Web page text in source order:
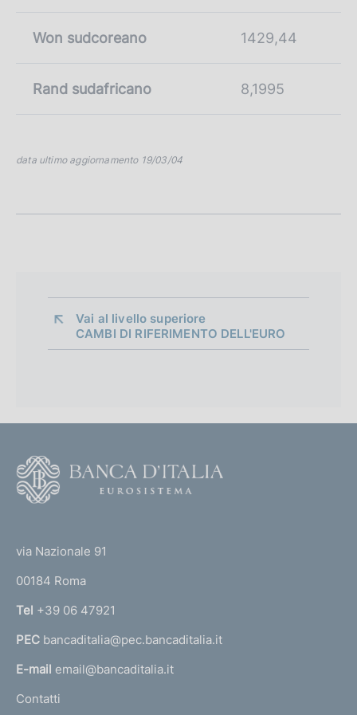
Won sudcoreano 1429,44
Rand sudafricano 8,1995
data ultimo aggiornamento 19/03/04
Vai al livello superiore
CAMBI DI RIFERIMENTO DELL'EURO
r
n
a
l
'
via Nazionale 91
00184 Roma
Tel +39 06 47921
PEC bancaditalia@pec.bancaditalia.it
E-mail email@bancaditalia.it
Contatti